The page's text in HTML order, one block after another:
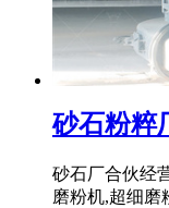
砂石粉粹
砂石厂合伙经
磨粉机,超细磨